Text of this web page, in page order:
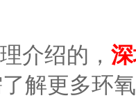
介绍的，
解更多环